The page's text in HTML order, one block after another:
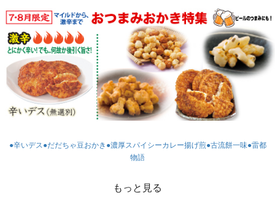
●辛いデス●だだちゃ豆おかき●濃厚スパイシーカレー揚げ煎●古流餅一味●雷都
物語
もっと見る